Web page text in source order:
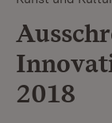
2018